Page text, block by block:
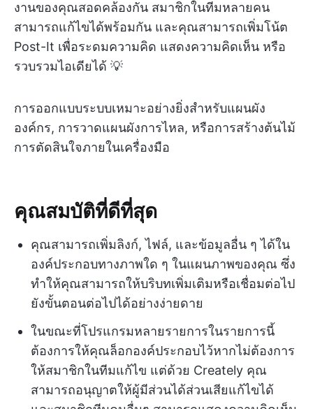
งานของคุณสอดคล้องกัน สมาชิกในทีมหลายคน
สามารถแก้ไขได้พร้อมกัน และคุณสามารถเพิ่มโน้ต
Post-It เพื่อระดมความคิด แสดงความคิดเห็น หรือ
รวบรวมไอเดียได้ 💡
การออกแบบระบบเหมาะอย่างยิ่งสำหรับแผนผัง
องค์กร, การวาดแผนผังการไหล, หรือการสร้างต้นไม้
การตัดสินใจภายในเครื่องมือ
คุณสมบัติที่ดีที่สุด
คุณสามารถเพิ่มลิงก์, ไฟล์, และข้อมูลอื่น ๆ ได้ใน
องค์ประกอบทางภาพใด ๆ ในแผนภาพของคุณ ซึ่ง
ทำให้คุณสามารถให้บริบทเพิ่มเติมหรือเชื่อมต่อไป
ยังขั้นตอนต่อไปได้อย่างง่ายดาย
ในขณะที่โปรแกรมหลายรายการในรายการนี้
ต้องการให้คุณล็อกองค์ประกอบไว้หากไม่ต้องการ
ให้สมาชิกในทีมแก้ไข แต่ด้วย Creately คุณ
สามารถอนุญาตให้ผู้มีส่วนได้ส่วนเสียแก้ไขได้